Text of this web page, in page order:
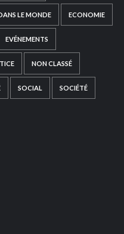
LE MONDE ECONOMIE
EVÉNEMENTS
NON CLASSÉ
SOCIAL SOCIÉTÉ